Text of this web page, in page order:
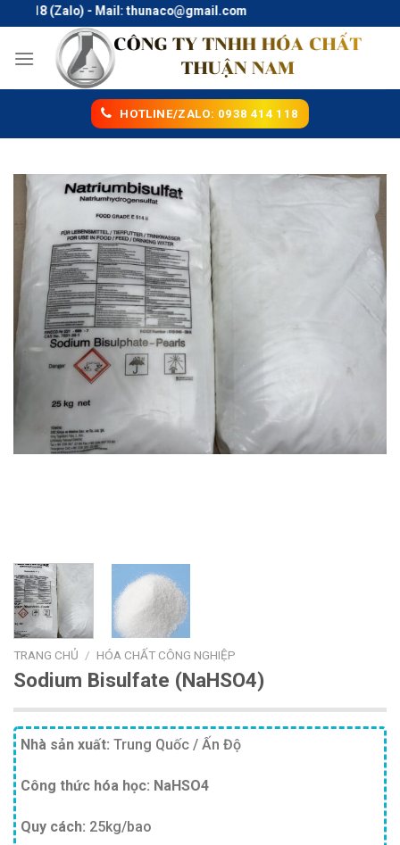
to
content
(Zalo) - Mail: thunaco@gmail.com
HOTLINE/ZALO: 0938 414 118
TRANG CHỦ / HÓA CHẤT CÔNG NGHIỆP
Sodium Bisulfate (NaHSO4)
Nhà sản xuất: Trung Quốc / Ấn Độ
Công thức hóa học: NaHSO4
Quy cách: 25kg/bao